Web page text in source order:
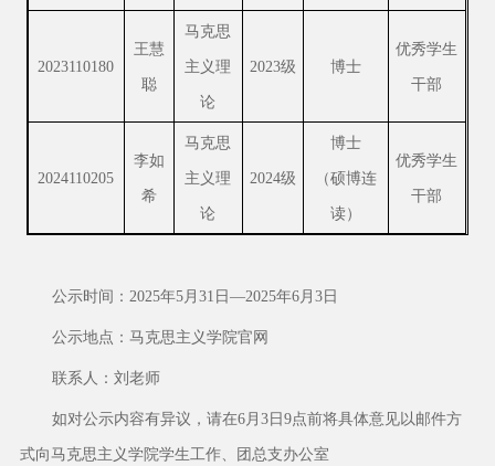
2023110180
王慧
聪
马克思
主义理
论
2023级 博士
优秀学生
干部
2024110205
李如
希
马克思
主义理
论
2024级
博士
（硕博连
读）
优秀学生
干部
公示时间：2025年5月31日—2025年6月3日
公示地点：马克思主义学院官网
联系人：刘老师
如对公示内容有异议，请在6月3日9点前将具体意见以邮件方
式向马克思主义学院学生工作、团总支办公室